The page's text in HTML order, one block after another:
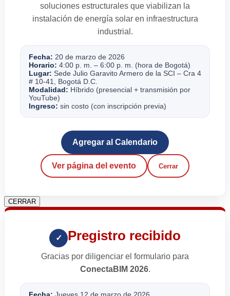
soluciones estructurales que viabilizan la
instalación de energía solar en infraestructura
industrial.
Fecha: 20 de marzo de 2026
Horario: 4:00 p. m. – 6:00 p. m. (hora de Bogotá)
Lugar: Sede Julio Garavito Armero de la SCI – Cra 4
# 10-41, Bogotá D.C.
Modalidad: Híbrido (presencial + transmisión por
YouTube)
Ingreso: sin costo (con inscripción previa)
Agregar al Calendario
Ver página del evento Cerrar
CERRAR
✓ Pregistro recibido
Gracias por diligenciar el formulario para
ConectaBIM 2026.